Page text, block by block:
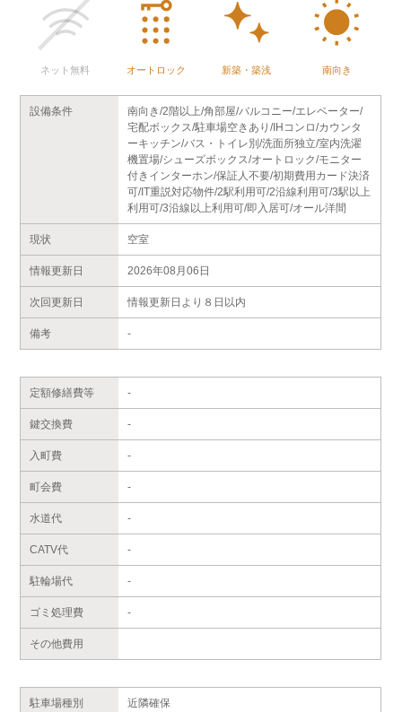
ネット無料 オートロック 新築・築浅 南向き
設備条件
南向き/2階以上/角部屋/バルコニー/エレベーター/
宅配ボックス/駐車場空きあり/IHコンロ/カウンタ
ーキッチン/バス・トイレ別/洗面所独立/室内洗濯
機置場/シューズボックス/オートロック/モニター
付きインターホン/保証人不要/初期費用カード決済
可/IT重説対応物件/2駅利用可/2沿線利用可/3駅以上
利用可/3沿線以上利用可/即入居可/オール洋間
現状 空室
情報更新日 2026年08月06日
次回更新日 情報更新日より８日以内
備考 -
定額修繕費等 -
鍵交換費 -
入町費 -
町会費 -
水道代 -
CATV代 -
駐輪場代 -
ゴミ処理費 -
その他費用
駐車場種別 近隣確保